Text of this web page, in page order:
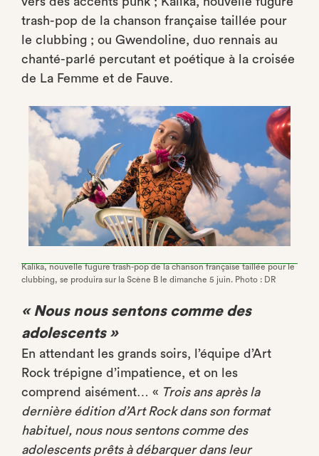
trash-pop de la chanson française taillée pour
le clubbing ; ou Gwendoline, duo rennais au
chanté-parlé percutant et poétique à la croisée
de La Femme et de Fauve.
Kalika, nouvelle fugure trash-pop de la chanson française taillée pour le
clubbing, se produira sur la Scène B le dimanche 5 juin. Photo : DR
« Nous nous sentons comme des
adolescents »
En attendant les grands soirs, l’équipe d’Art
Rock trépigne d’impatience, et on les
comprend aisément… « Trois ans après la
dernière édition d’Art Rock dans son format
habituel, nous nous sentons comme des
adolescents prêts à débarquer dans leur